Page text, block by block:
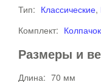
Тип: Классические,
Комплект: Колпачок
Размеры и
Длина: 70 мм